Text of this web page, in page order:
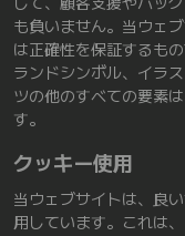
も負いません。 当ウェ
は正確性を保証するも
ランドシンボル、イラ
ツの他のすべての要素
す。
クッキー使用
当ウェブサイトは、良
用しています。これは